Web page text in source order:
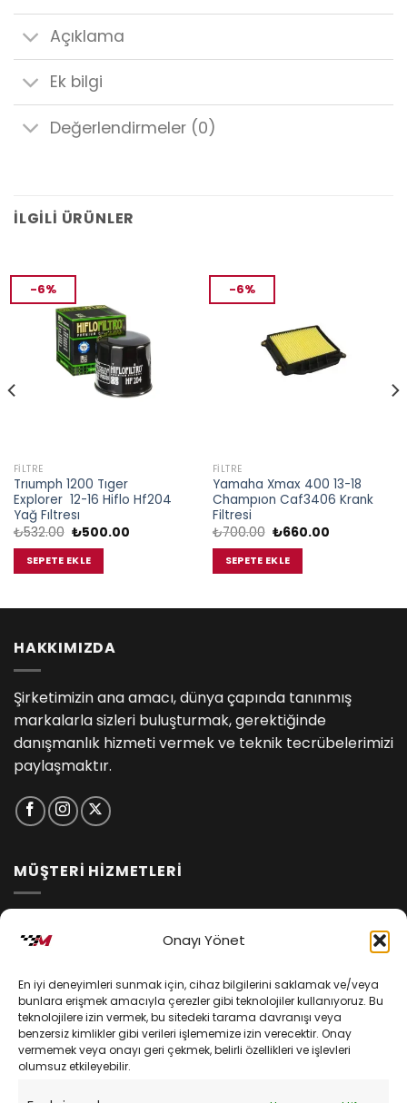
Onayı Yönet
En iyi deneyimleri sunmak için, cihaz bilgilerini saklamak ve/veya
bunlara erişmek amacıyla çerezler gibi teknolojiler kullanıyoruz. Bu
teknolojilere izin vermek, bu sitedeki tarama davranışı veya
benzersiz kimlikler gibi verileri işlememize izin verecektir. Onay
vermemek veya onayı geri çekmek, belirli özellikleri ve işlevleri
olumsuz etkileyebilir.
Açıklama
Ek bilgi
Değerlendirmeler (0)
İLGILI ÜRÜNLER
-6%
FILTRE
Trıumph 1200 Tıger
Explorer 12-16 Hiflo Hf204
Yağ Fıltresı
₺532.00 Orijinal
₺532.00.
₺500.00Şu
SEPETE EKLE
-6%
FILTRE
Yamaha Xmax 400 13-18
Champıon Caf3406 Krank
Filtresi
₺700.00 Orijinal
₺700.00.
₺660.00Şu
SEPETE EKLE
HAKKIMIZDA
Şirketimizin ana amacı, dünya çapında tanınmış
markalarla sizleri buluşturmak, gerektiğinde
danışmanlık hizmeti vermek ve teknik tecrübelerimizi
paylaşmaktır.
MÜŞTERİ HİZMETLERİ
Kişisel Verilerin Korunması
Mesafeli Satış Sözleşmesi